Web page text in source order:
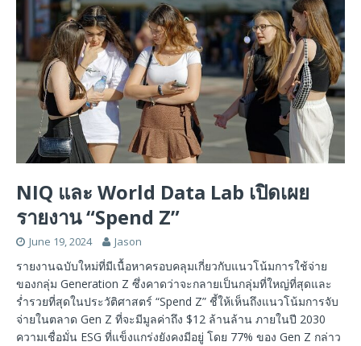
NIQ และ World Data Lab เปิดเผย
รายงาน “Spend Z”
June 19, 2024 Jason
รายงานฉบับใหม่ที่มีเนื้อหาครอบคลุมเกี่ยวกับแนวโน้มการใช้จ่าย
ของกลุ่ม Generation Z ซึ่งคาดว่าจะกลายเป็นกลุ่มที่ใหญ่ที่สุดและ
ร่ำรวยที่สุดในประวัติศาสตร์ “Spend Z” ชี้ให้เห็นถึงแนวโน้มการจับ
จ่ายในตลาด Gen Z ที่จะมีมูลค่าถึง $12 ล้านล้าน ภายในปี 2030
ความเชื่อมั่น ESG ที่แข็งแกร่งยังคงมีอยู่ โดย 77% ของ Gen Z กล่าว